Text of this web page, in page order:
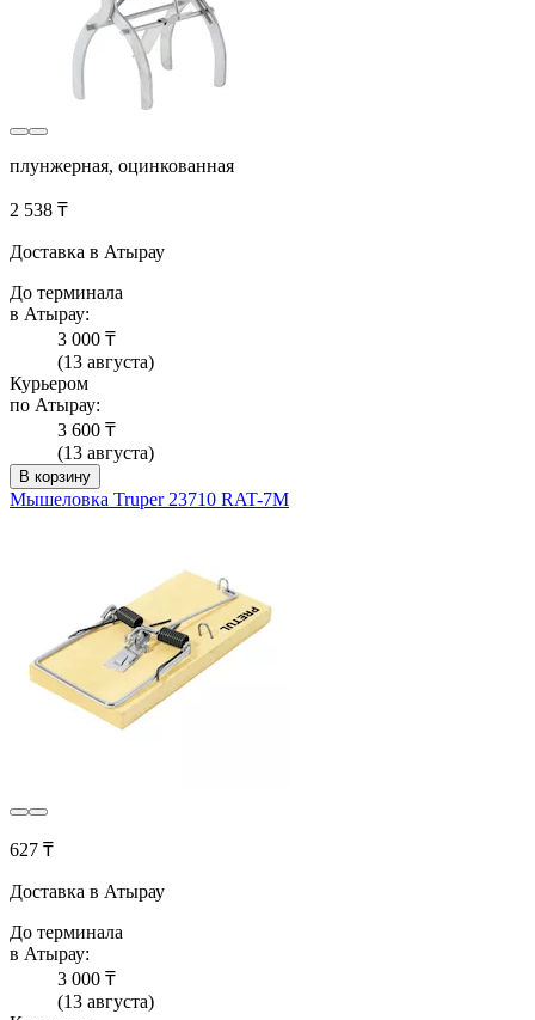
плунжерная, оцинкованная
2 538 ₸
Доставка в Атырау
До терминала
в Атырау:
3 000 ₸
(13 августа)
Курьером
по Атырау:
3 600 ₸
(13 августа)
В корзину
Мышеловка Truper 23710 RAT-7M
627 ₸
Доставка в Атырау
До терминала
в Атырау:
3 000 ₸
(13 августа)